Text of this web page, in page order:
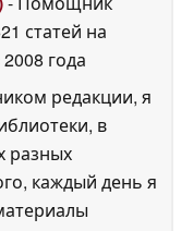
статей на
2008 года
редакции, я
в
разных
каждый день я